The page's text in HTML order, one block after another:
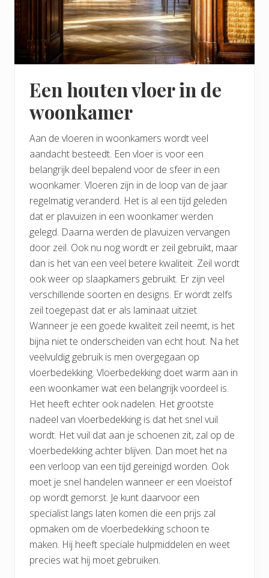
Een houten vloer in de
woonkamer
Aan de vloeren in woonkamers wordt veel
aandacht besteedt. Een vloer is voor een
belangrijk deel bepalend voor de sfeer in een
woonkamer. Vloeren zijn in de loop van de jaar
regelmatig veranderd. Het is al een tijd geleden
dat er plavuizen in een woonkamer werden
gelegd. Daarna werden de plavuizen vervangen
door zeil. Ook nu nog wordt er zeil gebruikt, maar
dan is het van een veel betere kwaliteit. Zeil wordt
ook weer op slaapkamers gebruikt. Er zijn veel
verschillende soorten en designs. Er wordt zelfs
zeil toegepast dat er als laminaat uitziet.
Wanneer je een goede kwaliteit zeil neemt, is het
bijna niet te onderscheiden van echt hout. Na het
veelvuldig gebruik is men overgegaan op
vloerbedekking. Vloerbedekking doet warm aan in
een woonkamer wat een belangrijk voordeel is.
Het heeft echter ook nadelen. Het grootste
nadeel van vloerbedekking is dat het snel vuil
wordt. Het vuil dat aan je schoenen zit, zal op de
vloerbedekking achter blijven. Dan moet het na
een verloop van een tijd gereinigd worden. Ook
moet je snel handelen wanneer er een vloeistof
op wordt gemorst. Je kunt daarvoor een
specialist langs laten komen die een prijs zal
opmaken om de vloerbedekking schoon te
maken. Hij heeft speciale hulpmiddelen en weet
precies wat hij moet gebruiken.